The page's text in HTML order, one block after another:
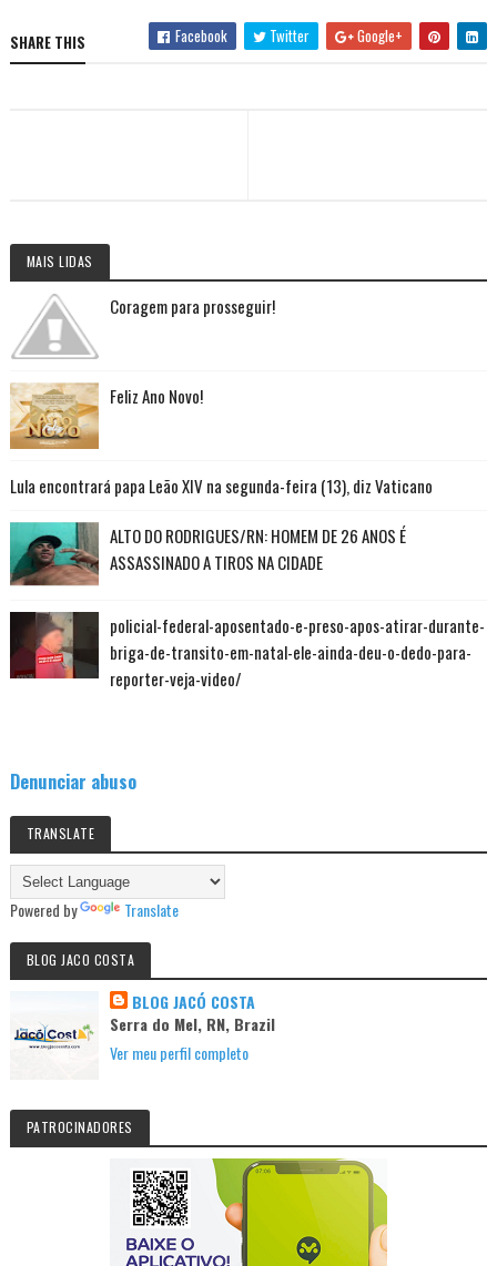
SHARE THIS Facebook Twitter Google+
MAIS LIDAS
Coragem para prosseguir!
Feliz Ano Novo!
Lula encontrará papa Leão XIV na segunda-feira (13), diz Vaticano
ALTO DO RODRIGUES/RN: HOMEM DE 26 ANOS É
ASSASSINADO A TIROS NA CIDADE
policial-federal-aposentado-e-preso-apos-atirar-durante-
briga-de-transito-em-natal-ele-ainda-deu-o-dedo-para-
reporter-veja-video/
Denunciar abuso
TRANSLATE
Powered by Translate
BLOG JACO COSTA
BLOG JACÓ COSTA
Serra do Mel, RN, Brazil
Ver meu perfil completo
PATROCINADORES